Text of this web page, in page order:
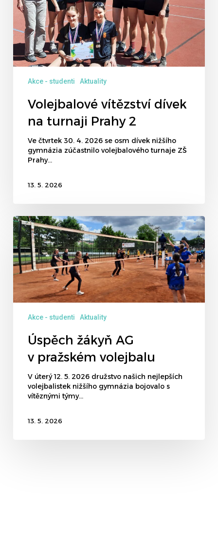
Akce - studenti Aktuality
Volejbalové vítězství dívek
na turnaji Prahy 2
Ve čtvrtek 30. 4. 2026 se osm dívek nižšího
gymnázia zúčastnilo volejbalového turnaje ZŠ
Prahy…
13. 5. 2026
Úspěch
žákyň
AG
v pražském
volejbalu
Akce - studenti Aktuality
Úspěch žákyň AG
v pražském volejbalu
V úterý 12. 5. 2026 družstvo našich nejlepších
volejbalistek nižšího gymnázia bojovalo s
vítěznými týmy…
13. 5. 2026